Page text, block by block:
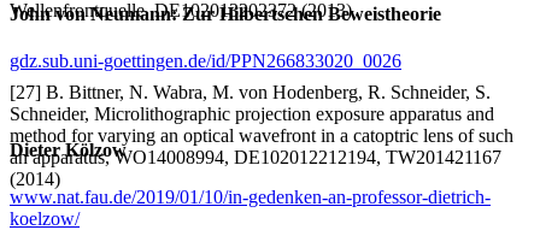
John von Neumann: Zur Hilbertschen Beweistheorie
gdz.sub.uni-goettingen.de/id/PPN266833020_0026
Dieter Kölzow
www.nat.fau.de/2019/01/10/in-gedenken-an-professor-dietrich-
koelzow/
Wellenfrontquelle, DE102013202372 (2013)
[27] B. Bittner, N. Wabra, M. von Hodenberg, R. Schneider, S.
Schneider, Microlithographic projection exposure apparatus and
method for varying an optical wavefront in a catoptric lens of such
an apparatus, WO14008994, DE102012212194, TW201421167
(2014)